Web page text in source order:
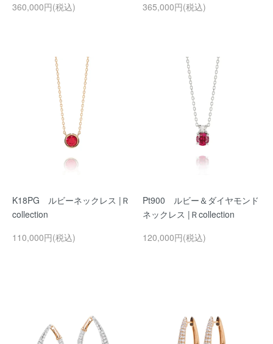
360,000円(税込)
365,000円(税込)
K18PG ルビーネックレス |Ｒ
collection
110,000円(税込)
Pt900 ルビー＆ダイヤモンド
ネックレス |Ｒcollection
120,000円(税込)